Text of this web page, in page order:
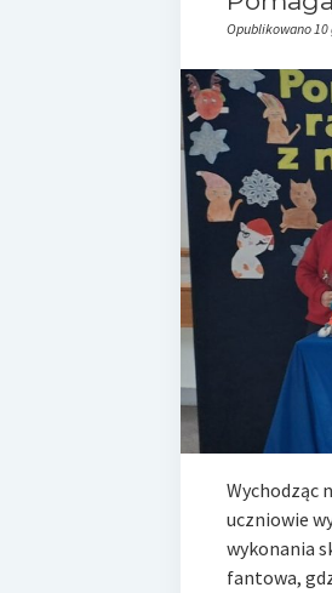
Opublikowano 10
Wychodząc
uczniowie
wykonania
fantowa,